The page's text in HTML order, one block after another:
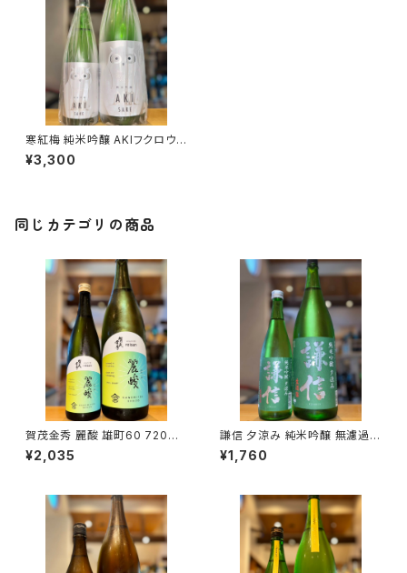
寒紅梅 純米吟醸 AKIフクロウ 1
800ml１本（寒紅梅酒造・三重
県津市栗真中山町）
¥3,300
同じカテゴリの商品
賀茂金秀 麗酸 雄町60 720ml
１本（金光酒造・広島県東広島市
黒瀬町）
¥2,035
謙信 夕涼み 純米吟醸 無濾過生
720ml１本（池田屋酒造・新潟
県糸魚川市新鉄）
¥1,760